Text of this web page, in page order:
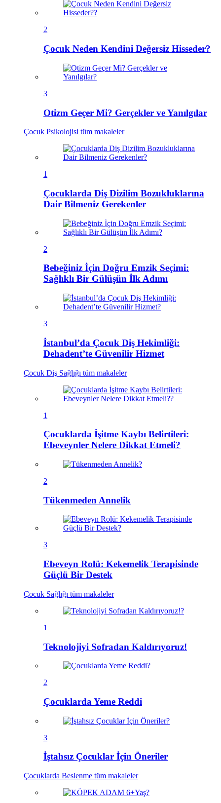
2
Çocuk Neden Kendini Değersiz Hisseder?
3
Otizm Geçer Mi? Gerçekler ve Yanılgılar
Çocuk Psikolojisi tüm makaleler
1
Çocuklarda Diş Dizilim Bozukluklarına
Dair Bilmeniz Gerekenler
2
Bebeğiniz İçin Doğru Emzik Seçimi:
Sağlıklı Bir Gülüşün İlk Adımı
3
İstanbul’da Çocuk Diş Hekimliği:
Dehadent’te Güvenilir Hizmet
Çocuk Diş Sağlığı tüm makaleler
1
Çocuklarda İşitme Kaybı Belirtileri:
Ebeveynler Nelere Dikkat Etmeli?
2
Tükenmeden Annelik
3
Ebeveyn Rolü: Kekemelik Terapisinde
Güçlü Bir Destek
Çocuk Sağlığı tüm makaleler
1
Teknolojiyi Sofradan Kaldırıyoruz!
2
Çocuklarda Yeme Reddi
3
İştahsız Çocuklar İçin Öneriler
Çocuklarda Beslenme tüm makaleler